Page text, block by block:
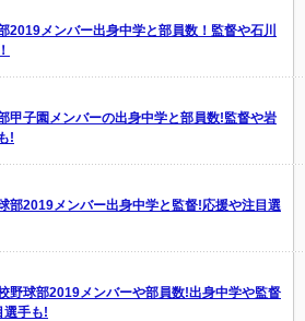
2019メンバー出身中学と部員数！監督や石川
甲子園メンバーの出身中学と部員数!監督や岩
!
部2019メンバー出身中学と監督!応援や注目選
野球部2019メンバーや部員数!出身中学や監督
選手も!